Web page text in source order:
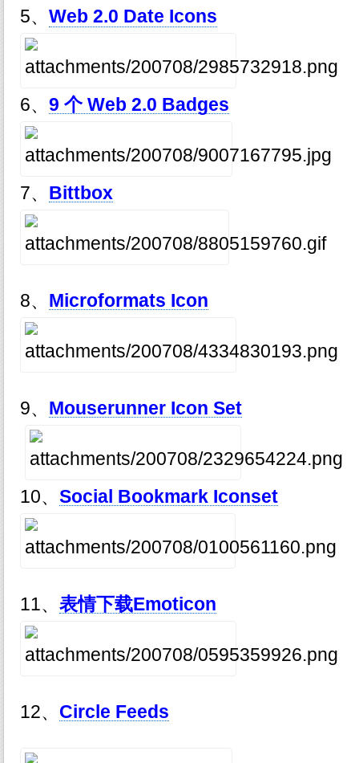
5、 Web 2.0 Date Icons
6、 9 个 Web 2.0 Badges
7、 Bittbox
8、 Microformats Icon
9、 Mouserunner Icon Set
10、 Social Bookmark Iconset
11、 表情下载Emoticon
12、 Circle Feeds